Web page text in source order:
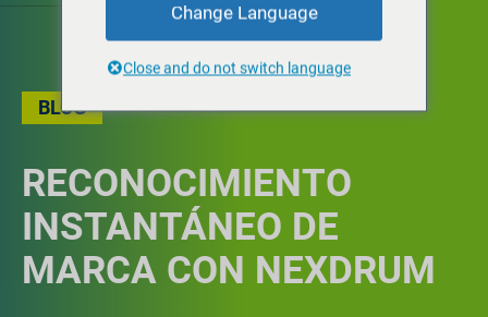
BLOG
RECONOCIMIENTO
INSTANTÁNEO DE
MARCA CON NEXDRUM
Change Language
Close and do not switch language